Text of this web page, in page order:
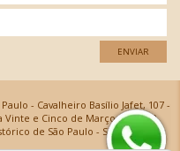
ENVIAR
- Cavalheiro Basílio Jafet, 107 -
Vinte e Cinco de Março, 576 - SP,
de São Paulo - SP